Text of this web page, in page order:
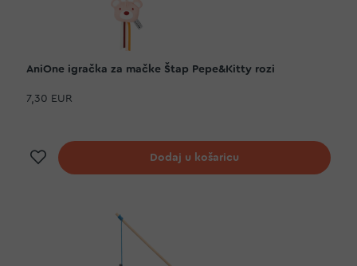
AniOne igračka za mačke Štap Pepe&Kitty rozi
7,30 EUR
Dodaj na listu želja
Dodaj u košaricu